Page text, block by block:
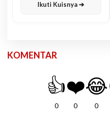
Ikuti Kuisnya ➔
KOMENTAR
👍
0
❤️
0
😂
0